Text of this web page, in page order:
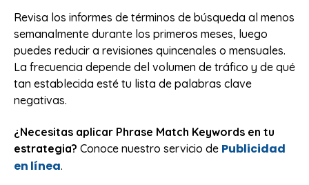
Revisa los informes de términos de búsqueda al menos
semanalmente durante los primeros meses, luego
puedes reducir a revisiones quincenales o mensuales.
La frecuencia depende del volumen de tráfico y de qué
tan establecida esté tu lista de palabras clave
negativas.
¿Necesitas aplicar Phrase Match Keywords en tu
estrategia? Conoce nuestro servicio de Publicidad
en línea.